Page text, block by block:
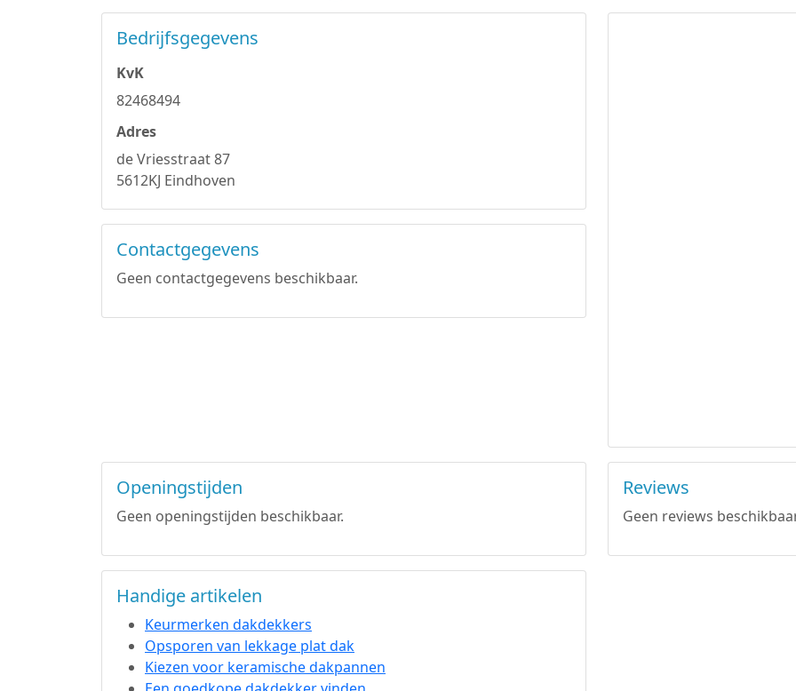
Bedrijfsgegevens
KvK
82468494
Adres
de Vriesstraat 87
5612KJ Eindhoven
Contactgegevens
Geen contactgegevens beschikbaar.
Openingstijden
Geen openingstijden beschikbaar.
Handige artikelen
Keurmerken dakdekkers
Opsporen van lekkage plat dak
Kiezen voor keramische dakpannen
Reviews
Geen reviews